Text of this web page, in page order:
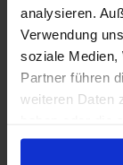
analysieren.
Verwendung
soziale Medien,
Partner führen
weiteren Daten
gesammelt
Alleen Cruise
Engeland
MSC Preziosa
Van / Naar
MSC